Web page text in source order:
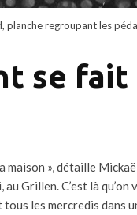
regroupant les
se fait
», détaille
Grillen. C’est là
les mercredis dans